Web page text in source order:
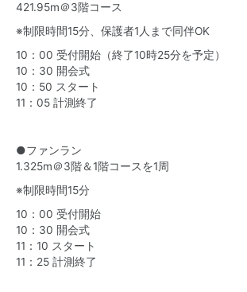
421.95m＠3階コース
※制限時間15分、保護者1人まで同伴OK
10：00 受付開始（終了10時25分を予定）
10：30 開会式
10：50 スタート
11：05 計測終了
●ファンラン
1.325m＠3階＆1階コースを1周
※制限時間15分
10：00 受付開始
10：30 開会式
11：10 スタート
11：25 計測終了